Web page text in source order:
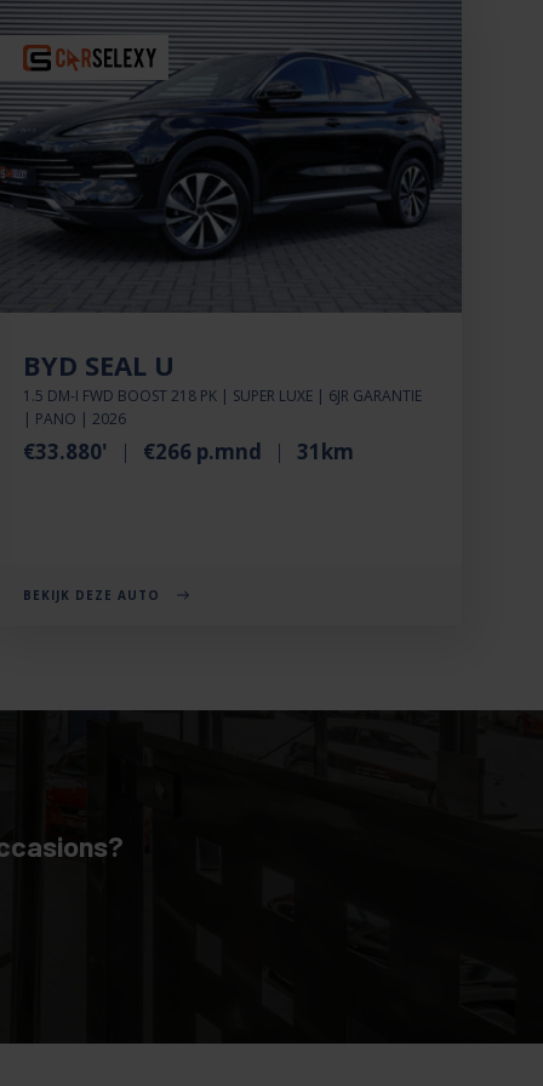
BYD SEAL U
1.5 DM-I FWD BOOST 218 PK | SUPER LUXE | 6JR GARANTIE
| PANO | 2026
€33.880' €266 p.mnd 31km
BEKIJK DEZE AUTO